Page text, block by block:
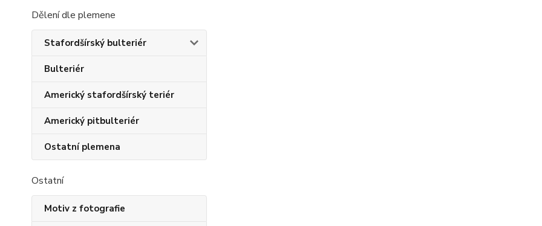
Dělení dle plemene
Stafordšírský bulteriér
Bulteriér
Americký stafordšírský teriér
Americký pitbulteriér
Ostatní plemena
Ostatní
Motiv z fotografie